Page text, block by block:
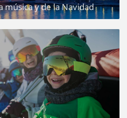
música y de la Navidad